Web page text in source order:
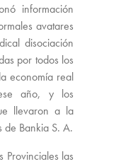
información
avatares
disociación
por todos los
economía real
año, y los
llevaron a la
de Bankia S. A.
Provinciales las